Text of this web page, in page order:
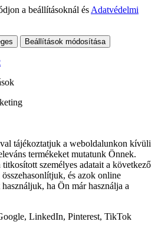
a beállításoknál és Adatvédelmi
Beállítások módosítása
tájékoztatjuk a weboldalunkon kívüli
termékeket mutatunk Önnek.
személyes adatait a következő
és azok online
ha Ön már használja a
LinkedIn, Pinterest, TikTok